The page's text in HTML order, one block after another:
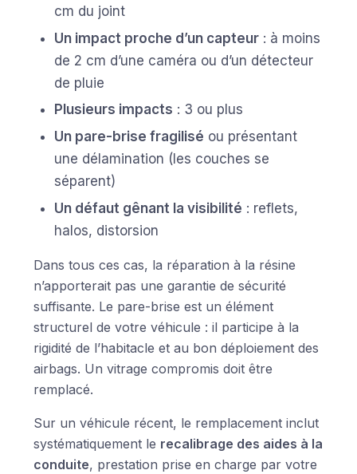
cm du joint
Un impact proche d’un capteur: à moins
de 2 cm d’une caméra ou d’un détecteur
de pluie
Plusieurs impacts : 3 ou plus
Un pare-brise fragilisé ou présentant
une délamination (les couches se
séparent)
Un défaut gênant la visibilité : reflets,
halos, distorsion
Dans tous ces cas, la réparation à la résine
n’apporterait pas une garantie de sécurité
suffisante. Le pare-brise est un élément
structurel de votre véhicule : il participe à la
rigidité de l’habitacle et au bon déploiement des
airbags. Un vitrage compromis doit être
remplacé.
Sur un véhicule récent, le remplacement inclut
systématiquement le recalibrage des aides à la
conduite, prestation prise en charge par votre